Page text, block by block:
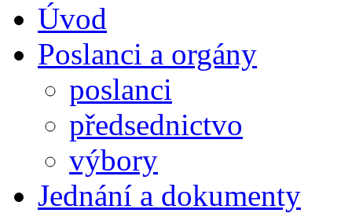
Úvod
Poslanci a orgány
poslanci
předsednictvo
výbory
Jednání a dokumenty